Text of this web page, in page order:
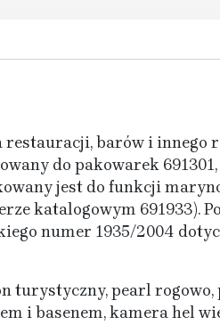
restauracji, barów i innego
do pakowarek
jest do funkcji
katalogowym 691933).
numer 1935/2004
turystyczny, pearl
i basenem, kamera hel